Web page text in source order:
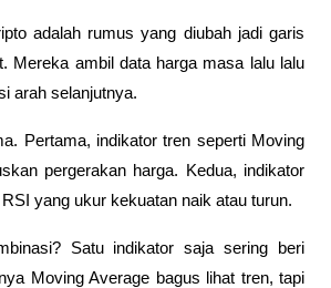
adalah rumus yang diubah jadi garis
Mereka ambil data harga masa lalu lalu
arah selanjutnya.
Pertama, indikator tren seperti Moving
pergerakan harga. Kedua, indikator
yang ukur kekuatan naik atau turun.
Satu indikator saja sering beri
Moving Average bagus lihat tren, tapi